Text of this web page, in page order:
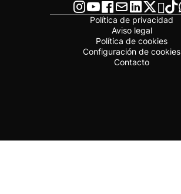
Política de privacidad
Aviso legal
Política de cookies
Configuración de cookies
Contacto